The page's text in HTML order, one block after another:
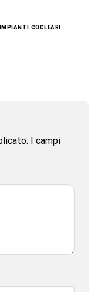
COCLEARI
I campi